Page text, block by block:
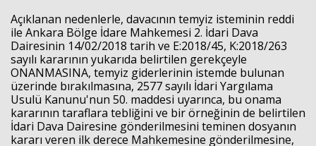
Açıklanan nedenlerle, davacının temyiz isteminin reddi
ile Ankara Bölge İdare Mahkemesi 2. İdari Dava
Dairesinin 14/02/2018 tarih ve E:2018/45, K:2018/263
sayılı kararının yukarıda belirtilen gerekçeyle
ONANMASINA, temyiz giderlerinin istemde bulunan
üzerinde bırakılmasına, 2577 sayılı İdari Yargılama
Usulü Kanunu'nun 50. maddesi uyarınca, bu onama
kararının taraflara tebliğini ve bir örneğinin de belirtilen
İdari Dava Dairesine gönderilmesini teminen dosyanın
kararı veren ilk derece Mahkemesine gönderilmesine,